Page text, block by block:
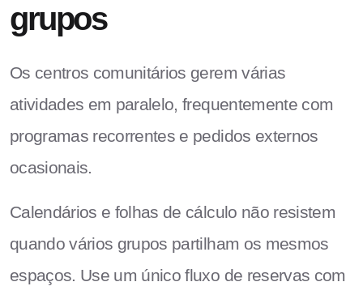
grupos
Os centros comunitários gerem várias
atividades em paralelo, frequentemente com
programas recorrentes e pedidos externos
ocasionais.
Calendários e folhas de cálculo não resistem
quando vários grupos partilham os mesmos
espaços. Use um único fluxo de reservas com